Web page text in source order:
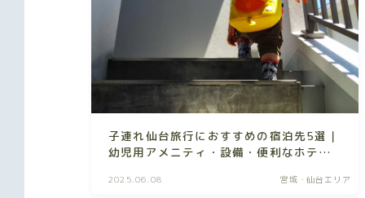
子連れ仙台旅行におすすめの宿泊先5選｜
幼児用アメニティ・設備・便利なホテル
2025.06.08 宮城・仙台エリア